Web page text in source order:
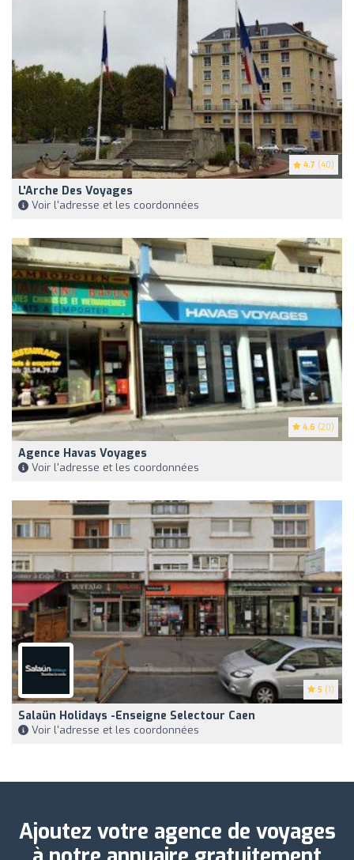
4.7 (40)
L'Arche Des Voyages
Voir l'adresse et les coordonnées
4.6 (20)
Agence Havas Voyages
Voir l'adresse et les coordonnées
5 (1)
Salaün Holidays -Enseigne Selectour Caen
Voir l'adresse et les coordonnées
Ajoutez votre agence de voyages